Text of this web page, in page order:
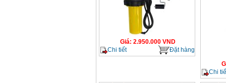
Giá: 2.950.000VND
Chi tiết
Đặt hàng
Chi